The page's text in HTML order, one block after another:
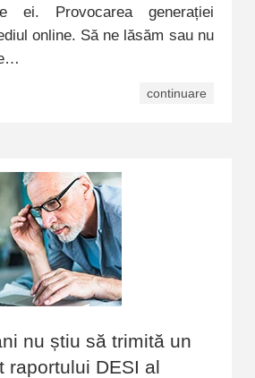
ei. Provocarea generației
online. Să ne lăsăm sau nu
continuare
nu știu să trimită un
raportului DESI al